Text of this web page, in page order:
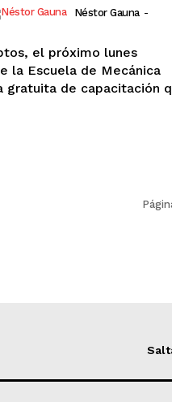
Néstor Gauna -
el próximo lunes
la Escuela de Mecánica
gratuita de capacitación